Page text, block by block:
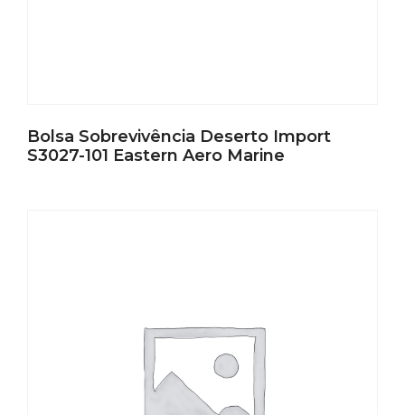
Bolsa Sobrevivência Deserto Import
S3027-101 Eastern Aero Marine